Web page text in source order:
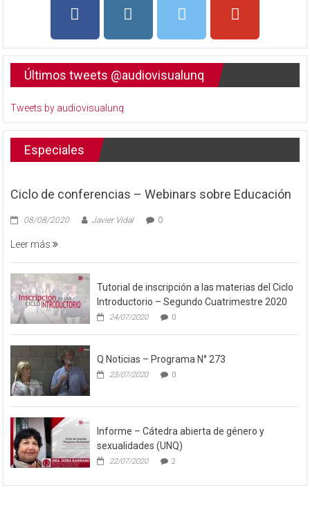
Últimos tweets @audiovisualunq
Tweets by audiovisualunq
Especiales
Ciclo de conferencias – Webinars sobre Educación
08/08/2020 Javier Vidal 0
Leer más
Tutorial de inscripción a las materias del Ciclo
Introductorio – Segundo Cuatrimestre 2020
24/07/2020 0
Q Noticias – Programa N° 273
23/07/2020 0
Informe – Cátedra abierta de género y
sexualidades (UNQ)
22/07/2020 2